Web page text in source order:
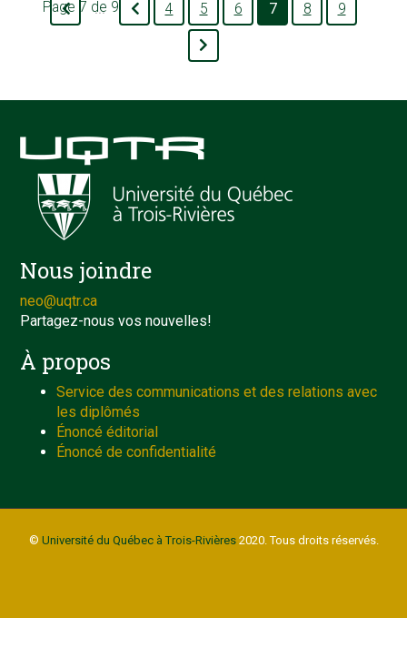
Page 7 de 9
... 4 5 6 7 8 9
Nous joindre
neo@uqtr.ca
Partagez-nous vos nouvelles!
À propos
Service des communications et des relations avec
les diplômés
Énoncé éditorial
Énoncé de confidentialité
© Université du Québec à Trois-Rivières2020. Tous droits réservés.